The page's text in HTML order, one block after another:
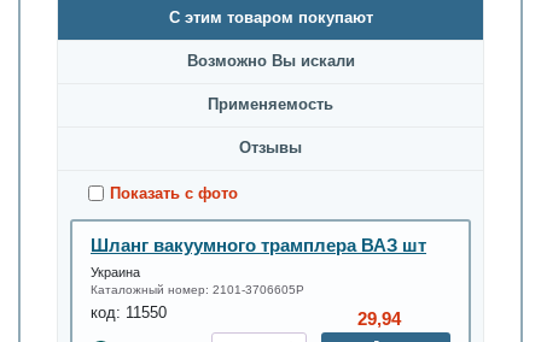
С этим товаром покупают
Возможно Вы искали
Применяемость
Oтзывы
Показать с фото
Шланг вакуумного трамплера ВАЗ шт
Украина
Каталожный номер: 2101-3706605Р
код: 11550 29,94